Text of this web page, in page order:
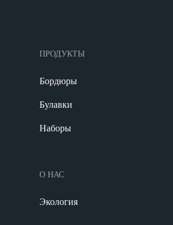
ПРОДУКТЫ
Бордюры
Булавки
Наборы
О НАС
Экология